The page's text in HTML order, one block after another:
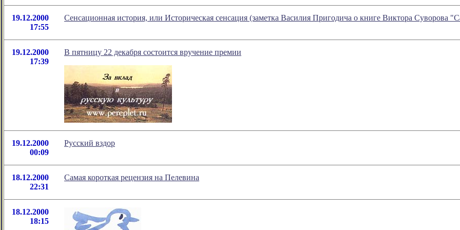
19.12.2000
17:55
Сенсационная история, или Историческая сенсация (заметка Василия Пригодича о книге Виктора Суворова
19.12.2000
17:39
В пятницу 22 декабря состоится вручение премии
19.12.2000
00:09
Русский вздор
18.12.2000
22:31
Самая короткая рецензия на Пелевина
18.12.2000
18:15